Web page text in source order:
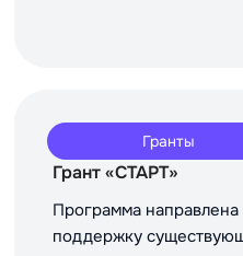
Гранты
Грант «СТАРТ»
Программа
поддержку